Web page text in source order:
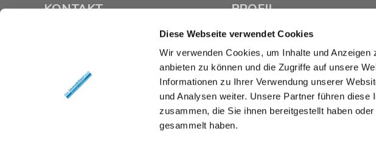
Diese Webseite verwendet Cookies
Wir verwenden Cookies, um Inhalte und
anbieten zu können und die Zugriffe auf unsere
Informationen zu Ihrer Verwendung unserer
und Analysen weiter. Unsere Partner führen
zusammen, die Sie ihnen bereitgestellt haben
gesammelt haben.
KONTAKT
38100 Braunschweig
PROFIL
Braunschweigstehen wir Ihnen
Verkauf und bei der Vermietung Ihrer
Immobilie zur Seite.
Expertise beraten wir Sie in allen
rund um Ihr Haus oder Ihre Wohnung